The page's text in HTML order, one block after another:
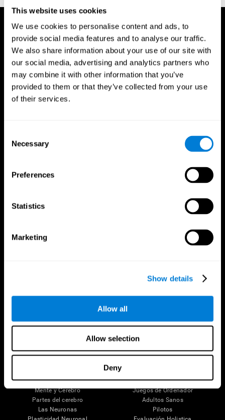
This website uses cookies
We use cookies to personalise content and ads, to
provide social media features and to analyse our traffic.
We also share information about your use of our site with
our social media, advertising and analytics partners who
may combine it with other information that you’ve
provided to them or that they’ve collected from your use
of their services.
Selection
Necessary
Preferences
Statistics
Marketing
Show details
Allow all
Allow selection
Deny
El Cerebro Humano
Mente y Cerebro
Partes del cerebro
Las Neuronas
Validación de las Terapias Digitales
Juegos de Ordenador
Adultos Sanos
Pilotos